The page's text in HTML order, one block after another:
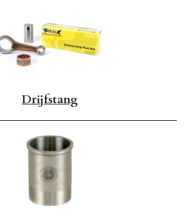
Drijfstang